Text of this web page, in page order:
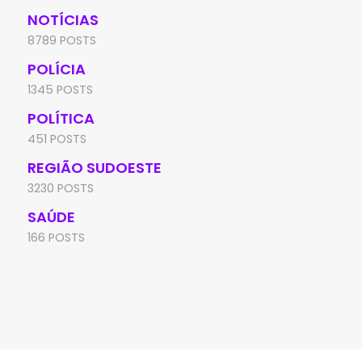
NOTÍCIAS
8789 POSTS
POLÍCIA
1345 POSTS
POLÍTICA
451 POSTS
REGIÃO SUDOESTE
3230 POSTS
SAÚDE
166 POSTS